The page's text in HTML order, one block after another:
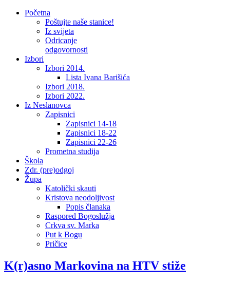
Početna
Poštujte naše stanice!
Iz svijeta
Odricanje
odgovornosti
Izbori
Izbori 2014.
Lista Ivana Barišića
Izbori 2018.
Izbori 2022.
Iz Neslanovca
Zapisnici
Zapisnici 14-18
Zapisnici 18-22
Zapisnici 22-26
Prometna studija
Škola
Zdr. (pre)odgoj
Župa
Katolički skauti
Kristova neodoljivost
Popis članaka
Raspored Bogoslužja
Crkva sv. Marka
Put k Bogu
Pričice
K(r)asno Markovina na HTV stiže